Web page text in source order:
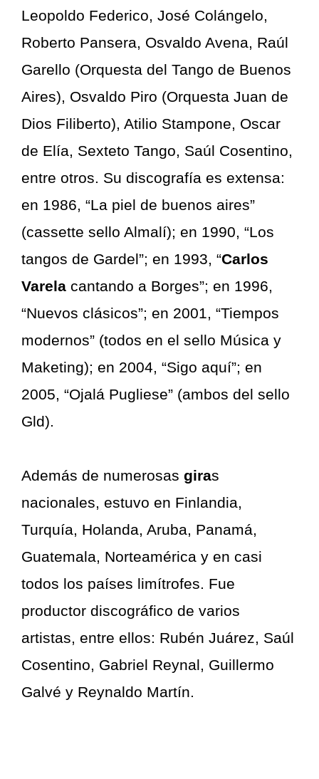
Leopoldo Federico, José Colángelo,
Roberto Pansera, Osvaldo Avena, Raúl
Garello (Orquesta del Tango de Buenos
Aires), Osvaldo Piro (Orquesta Juan de
Dios Filiberto), Atilio Stampone, Oscar
de Elía, Sexteto Tango, Saúl Cosentino,
entre otros. Su discografía es extensa:
en 1986, “La piel de buenos aires”
(cassette sello Almalí); en 1990, “Los
tangos de Gardel”; en 1993, “Carlos
Varela cantando a Borges”; en 1996,
“Nuevos clásicos”; en 2001, “Tiempos
modernos” (todos en el sello Música y
Maketing); en 2004, “Sigo aquí”; en
2005, “Ojalá Pugliese” (ambos del sello
Gld).
Además de numerosas giras
nacionales, estuvo en Finlandia,
Turquía, Holanda, Aruba, Panamá,
Guatemala, Norteamérica y en casi
todos los países limítrofes. Fue
productor discográfico de varios
artistas, entre ellos: Rubén Juárez, Saúl
Cosentino, Gabriel Reynal, Guillermo
Galvé y Reynaldo Martín.